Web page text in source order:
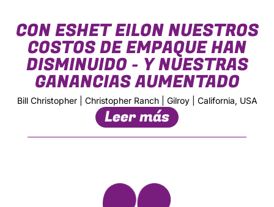
CON ESHET EILON NUESTROS
COSTOS DE EMPAQUE HAN
DISMINUIDO - Y NUESTRAS
GANANCIAS AUMENTADO
Bill Christopher | Christopher Ranch | Gilroy | California, USA
Leer más